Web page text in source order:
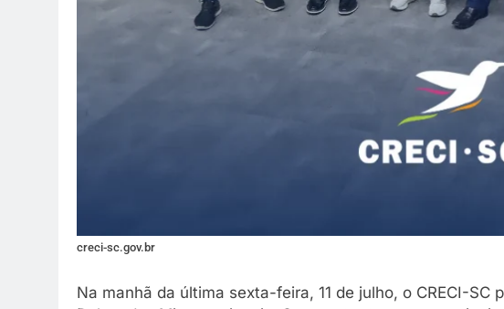
creci-sc.gov.br
Na manhã da última sexta-feira, 11 de julho, o CRECI-SC